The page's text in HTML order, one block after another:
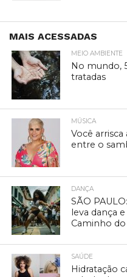
MAIS ACESSADAS
MEIO AMBIENTE
No mundo,
tratadas
MÚSICA
Você
entre o
DANÇA
SÃO
leva dança
Caminho
SAÚDE
Hidratação